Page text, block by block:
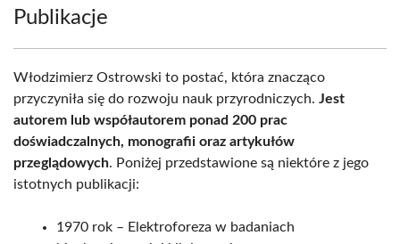
Publikacje
Włodzimierz Ostrowski to postać, która znacząco
przyczyniła się do rozwoju nauk przyrodniczych. Jest
autorem lub współautorem ponad 200 prac
doświadczalnych, monografii oraz artykułów
przeglądowych. Poniżej przedstawione są niektóre z jego
istotnych publikacji:
1970 rok – Elektroforeza w badaniach